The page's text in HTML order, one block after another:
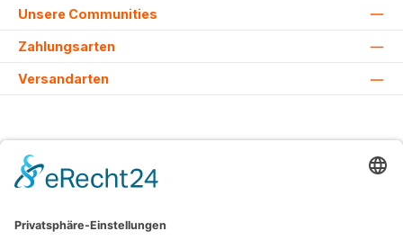
Unsere Communities
Zahlungsarten
Versandarten
Alle Preise inkl. gesetzl. Mehrwertsteuer zzgl.
und ggf.
Nachnahmegebühren, wenn nicht anders angegeben.
© 2026 Lovehurts Bikes - Alle Rechte vorbehalten. Theme by